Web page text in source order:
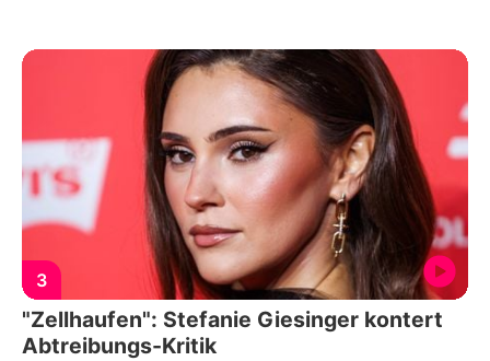
3
"Zellhaufen": Stefanie Giesinger kontert
Abtreibungs-Kritik